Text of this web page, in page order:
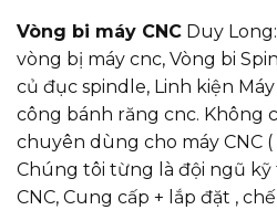
Vòng bi máy CNC Duy
vòng bị máy cnc, ​​​​​​​Vòng bi
củ đục spindle, Linh kiện
công bánh răng cnc. Không
chuyên dùng cho máy CNC
Chúng tôi từng là đội ngũ
CNC, Cung cấp + lắp đặt ,